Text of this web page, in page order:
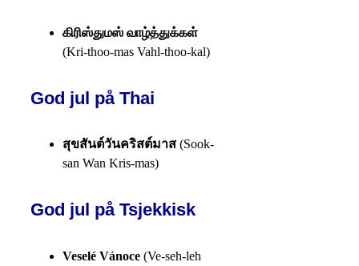
கிரிஸ்துமஸ் வாழ்த்துக்கள்
(Kri-thoo-mas Vahl-thoo-kal)
God jul på Thai
สุขสันต์วันคริสต์มาส (Sook-
san Wan Kris-mas)
God jul på Tsjekkisk
Veselé Vánoce (Ve-seh-leh